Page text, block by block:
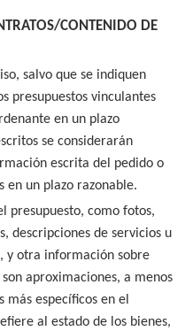
CONTENIDO DE
salvo que se indiquen
presupuestos vinculantes
en un plazo
se considerarán
escrita del pedido o
en un plazo razonable.
presupuesto, como fotos,
descripciones de servicios u
y otra información sobre
aproximaciones, a menos
más específicos en el
al estado de los bienes,